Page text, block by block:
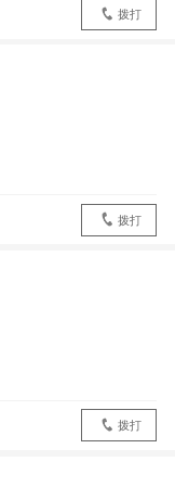
拨打
拨打
拨打